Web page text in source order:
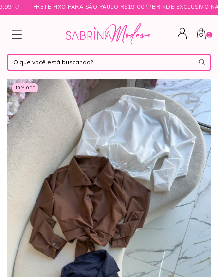
FRETE FIXO PARA SÃO PAULO R$19,00 ㅤ♡ㅤBRINDE EXCLUSIVO NAS
0
10 % OFF